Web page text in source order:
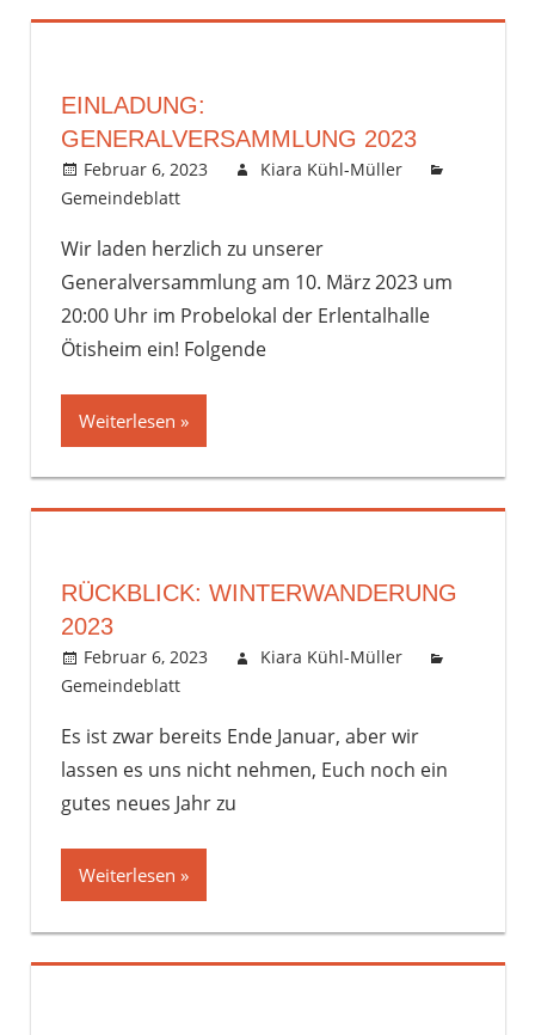
EINLADUNG:
GENERALVERSAMMLUNG 2023
Februar 6, 2023
Kiara Kühl-Müller
Gemeindeblatt
Wir laden herzlich zu unserer
Generalversammlung am 10. März 2023 um
20:00 Uhr im Probelokal der Erlentalhalle
Ötisheim ein! Folgende
Weiterlesen
RÜCKBLICK: WINTERWANDERUNG
2023
Februar 6, 2023
Kiara Kühl-Müller
Gemeindeblatt
Es ist zwar bereits Ende Januar, aber wir
lassen es uns nicht nehmen, Euch noch ein
gutes neues Jahr zu
Weiterlesen